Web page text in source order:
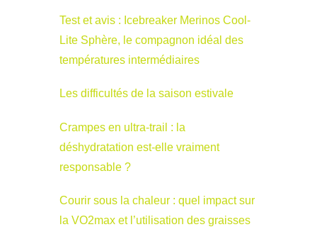
Test et avis : Icebreaker Merinos Cool-
Lite Sphère, le compagnon idéal des
températures intermédiaires
Les difficultés de la saison estivale
Crampes en ultra-trail : la
déshydratation est-elle vraiment
responsable ?
Courir sous la chaleur : quel impact sur
la VO2max et l’utilisation des graisses